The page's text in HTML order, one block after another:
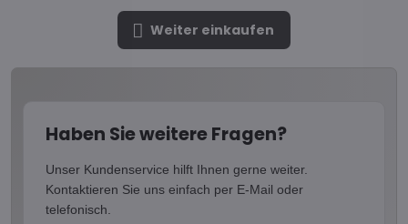
Weiter einkaufen
Haben Sie weitere Fragen?
Unser Kundenservice hilft Ihnen gerne weiter.
Kontaktieren Sie uns einfach per E-Mail oder
telefonisch.